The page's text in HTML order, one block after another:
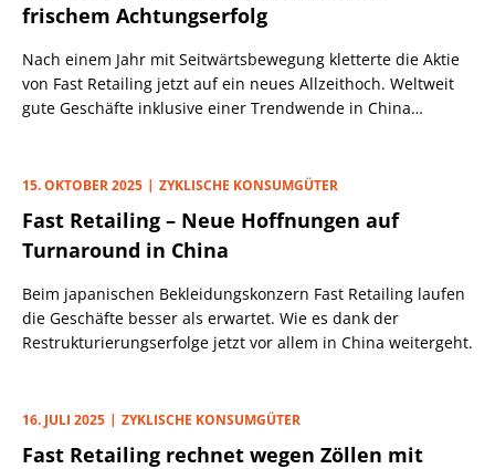
frischem Achtungserfolg
Nach einem Jahr mit Seitwärtsbewegung kletterte die Aktie
von Fast Retailing jetzt auf ein neues Allzeithoch. Weltweit
gute Geschäfte inklusive einer Trendwende in China
15. OKTOBER 2025 ZYKLISCHE KONSUMGÜTER
Fast Retailing – Neue Hoffnungen auf
Turnaround in China
Beim japanischen Bekleidungskonzern Fast Retailing laufen
die Geschäfte besser als erwartet. Wie es dank der
Restrukturierungserfolge jetzt vor allem in China weitergeht.
16. JULI 2025 ZYKLISCHE KONSUMGÜTER
Fast Retailing rechnet wegen Zöllen mit